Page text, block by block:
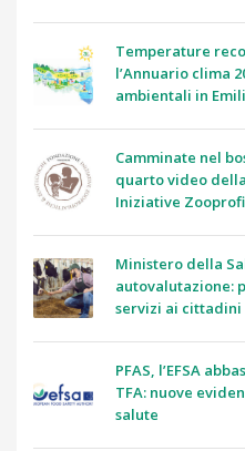
Temperature
l’Annuario clima
ambientali in
Camminate nel
quarto video
Iniziative
Ministero della
autovalutazione:
servizi ai cittadini
PFAS, l’EFSA
TFA: nuove
salute